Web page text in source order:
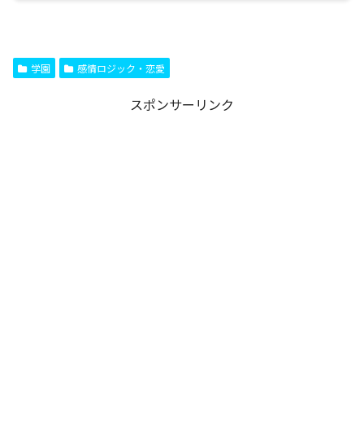
学園 感情ロジック・恋愛
スポンサーリンク